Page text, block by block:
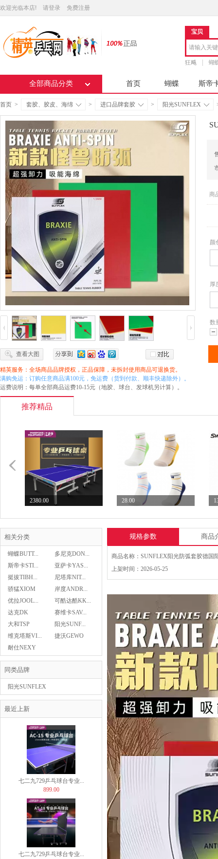
欢迎光临本店! 请登录 免费注册
宝贝
狂飚 蝴
全部商品分类 首页 蝴蝶 斯帝
首页 > 套胶、胶皮、海绵 > 进口品牌套胶 > 阳光SUNFLEX
商
颜
厚
数
查看大图
精英服务：全场商品品牌授权，正品保障，未拆封使用商品可退换货。
满购免运：订购任意商品满100元，免运费（货到付款、顺丰快递除外）。
运费说明：每单全部商品运费10-15元（地胶、球台、发球机另计算）。
推荐精品
2380.00
28.00
28.00
Butterfly蝴蝶乒...
相关分类
蝴蝶BUTT...
多尼克DON...
斯帝卡STI...
亚萨卡YAS...
挺拔TIBH...
尼塔库NIT...
骄猛XIOM
岸度ANDR...
优拉JOOL...
可酷达酷KK...
达克DK
赛维卡SAV...
大和TSP
阳光SUNF...
维克塔斯VI...
捷沃GEWO
耐仕NEXY
同类品牌
阳光SUNFLEX
最近上新
Asics亚瑟士乒乓球鞋...
29.00
七二九729乒乓球台专业...
899.00
七二九729乒乓球台专业...
规格参数 商品
上架时间：2026-05-25